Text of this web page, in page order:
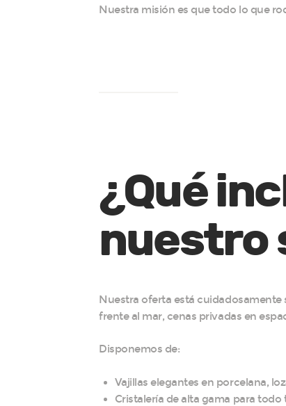
Nuestra misión es que todo lo que
¿Qué
nuestro
Nuestra oferta está cuidadosamente
frente al mar, cenas privadas en
Disponemos de:
Vajillas elegantes en porcelana,
Cristalería de alta gama para todo